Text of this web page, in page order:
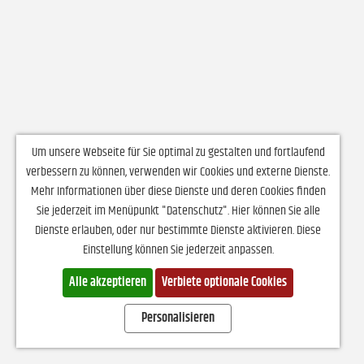
Um unsere Webseite für Sie optimal zu gestalten und fortlaufend
verbessern zu können, verwenden wir Cookies und externe Dienste.
Mehr Informationen über diese Dienste und deren Cookies finden
Sie jederzeit im Menüpunkt "Datenschutz". Hier können Sie alle
Dienste erlauben, oder nur bestimmte Dienste aktivieren. Diese
Einstellung können Sie jederzeit anpassen.
Alle akzeptieren
Verbiete optionale Cookies
Personalisieren